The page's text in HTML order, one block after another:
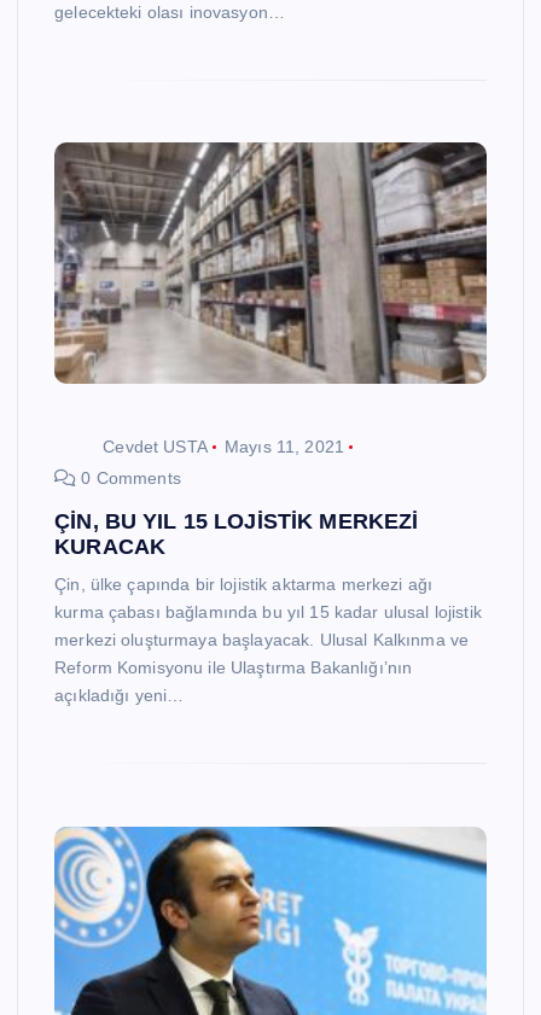
gelecekteki olası inovasyon…
Cevdet USTA
Mayıs 11, 2021
0 Comments
ÇİN, BU YIL 15 LOJİSTİK MERKEZİ
KURACAK
Çin, ülke çapında bir lojistik aktarma merkezi ağı
kurma çabası bağlamında bu yıl 15 kadar ulusal lojistik
merkezi oluşturmaya başlayacak. Ulusal Kalkınma ve
Reform Komisyonu ile Ulaştırma Bakanlığı’nın
açıkladığı yeni…